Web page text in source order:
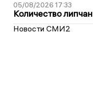
05/08/2026 17:33
Количество
Новости СМИ2